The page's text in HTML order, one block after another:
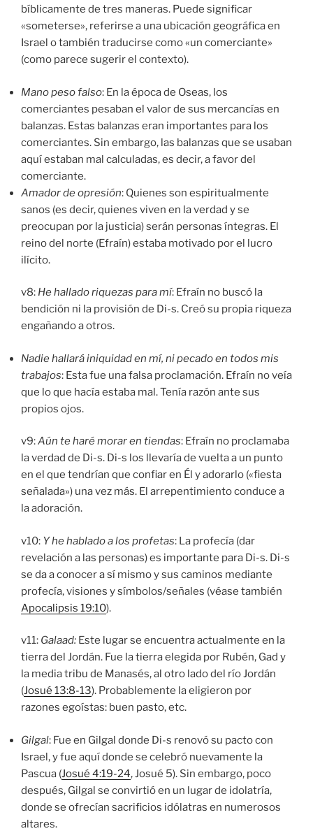
bíblicamente de tres maneras. Puede significar
«someterse», referirse a una ubicación geográfica en
Israel o también traducirse como «un comerciante»
(como parece sugerir el contexto).
Mano peso falso: En la época de Oseas, los
comerciantes pesaban el valor de sus mercancías en
balanzas. Estas balanzas eran importantes para los
comerciantes. Sin embargo, las balanzas que se usaban
aquí estaban mal calculadas, es decir, a favor del
comerciante.
Amador de opresión: Quienes son espiritualmente
sanos (es decir, quienes viven en la verdad y se
preocupan por la justicia) serán personas íntegras. El
reino del norte (Efraín) estaba motivado por el lucro
ilícito.
v8: He hallado riquezas para mí: Efraín no buscó la
bendición ni la provisión de Di-s. Creó su propia riqueza
engañando a otros.
Nadie hallará iniquidad en mí, ni pecado en todos mis
trabajos: Esta fue una falsa proclamación. Efraín no veía
que lo que hacía estaba mal. Tenía razón ante sus
propios ojos.
v9:Aún te haré morar en tiendas: Efraín no proclamaba
la verdad de Di-s. Di-s los llevaría de vuelta a un punto
en el que tendrían que confiar en Él y adorarlo («fiesta
señalada») una vez más. El arrepentimiento conduce a
la adoración.
v10: Y he hablado a los profetas: La profecía (dar
revelación a las personas) es importante para Di-s. Di-s
se da a conocer a sí mismo y sus caminos mediante
profecía, visiones y símbolos/señales (véase también
Apocalipsis 19:10).
v11: Galaad: Este lugar se encuentra actualmente en la
tierra del Jordán. Fue la tierra elegida por Rubén, Gad y
la media tribu de Manasés, al otro lado del río Jordán
(Josué 13:8-13). Probablemente la eligieron por
razones egoístas: buen pasto, etc.
Gilgal: Fue en Gilgal donde Di-s renovó su pacto con
Israel, y fue aquí donde se celebró nuevamente la
Pascua (Josué 4:19-24, Josué 5). Sin embargo, poco
después, Gilgal se convirtió en un lugar de idolatría,
donde se ofrecían sacrificios idólatras en numerosos
altares.